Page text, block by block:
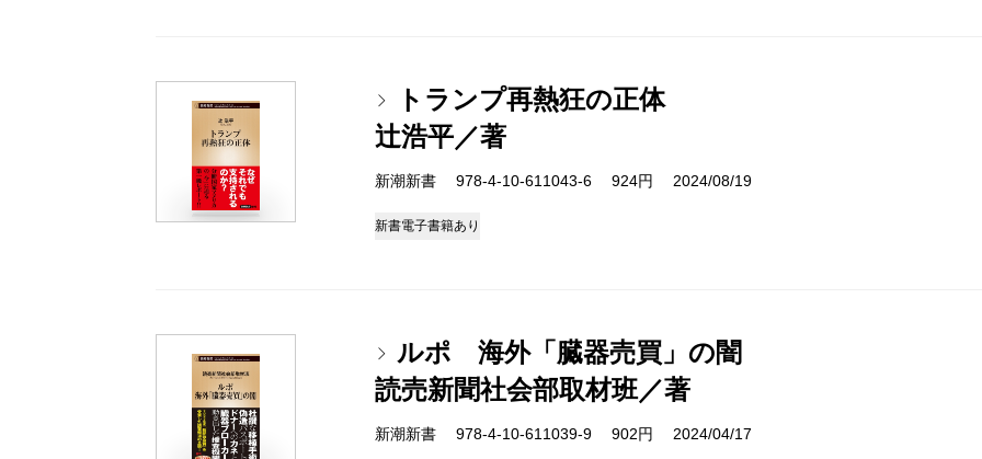
トランプ再熱狂の正体
辻浩平／著
新潮新書 978-4-10-611043-6 924円 2024/08/19
新書電子書籍あり
ルポ 海外「臓器売買」の闇
読売新聞社会部取材班／著
新潮新書 978-4-10-611039-9 902円 2024/04/17